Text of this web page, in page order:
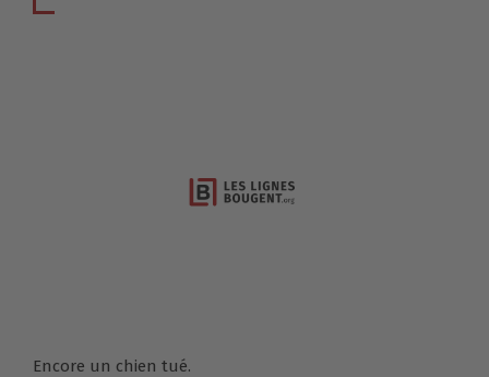
Encore un chien tué.